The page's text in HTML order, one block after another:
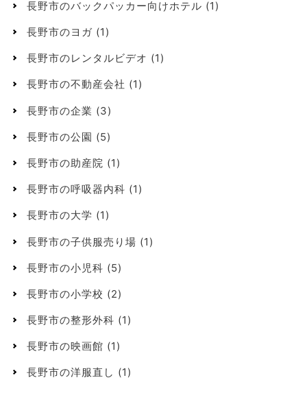
長野市のバックパッカー向けホテル (1)
長野市のヨガ (1)
長野市のレンタルビデオ (1)
長野市の不動産会社 (1)
長野市の企業 (3)
長野市の公園 (5)
長野市の助産院 (1)
長野市の呼吸器内科 (1)
長野市の大学 (1)
長野市の子供服売り場 (1)
長野市の小児科 (5)
長野市の小学校 (2)
長野市の整形外科 (1)
長野市の映画館 (1)
長野市の洋服直し (1)